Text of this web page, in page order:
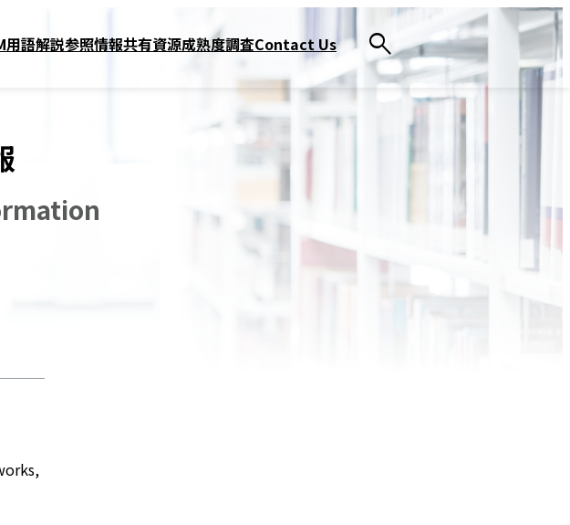
用語解説参照情報共有資源成熟度調査Contact Us